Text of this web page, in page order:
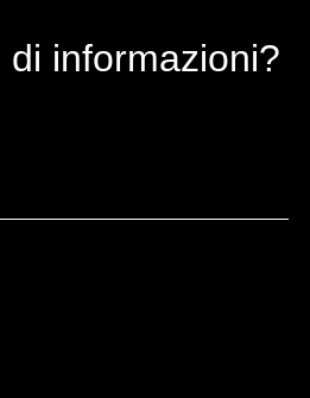
di informazioni?